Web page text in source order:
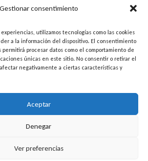
Gestionar consentimiento
utilizamos tecnologías como las cookies
a la información del dispositivo. El consentimiento
permitirá procesar datos como el comportamiento de
únicas en este sitio. No consentir o retirar el
negativamente a ciertas características y
Aceptar
Denegar
Ver preferencias
MIXTO
Indicadores de Presión
Manómetro Industrial TOTAL
Inoxidable
L
i